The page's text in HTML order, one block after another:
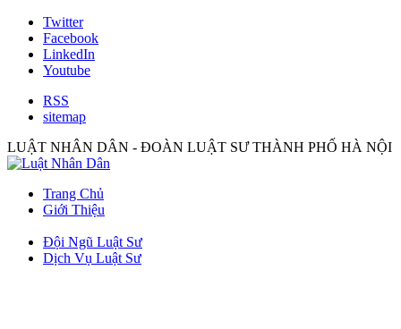
Twitter
Facebook
LinkedIn
Youtube
RSS
sitemap
LUẬT NHÂN DÂN - ĐOÀN LUẬT SƯ THÀNH PHỐ HÀ NỘI
Trang Chủ
Giới Thiệu
Đội Ngũ Luật Sư
Dịch Vụ Luật Sư